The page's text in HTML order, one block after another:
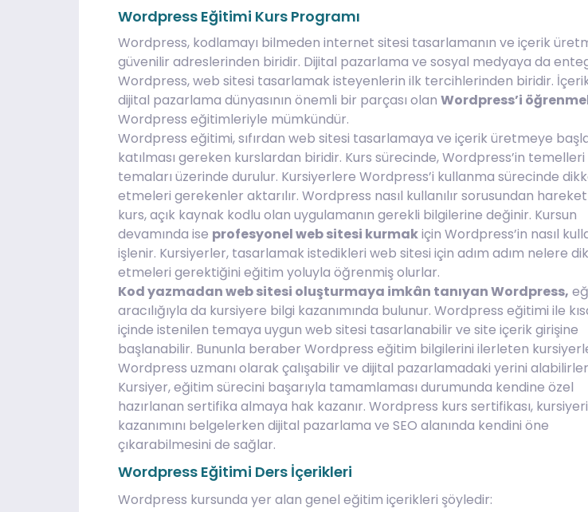
Wordpress Eğitimi Kurs Programı
Wordpress, kodlamayı bilmeden internet sitesi tasarlamanın ve içerik
güvenilir adreslerinden biridir. Dijital pazarlama ve sosyal medyaya da
Wordpress, web sitesi tasarlamak isteyenlerin ilk tercihlerinden biridir.
dijital pazarlama dünyasının önemli bir parçası olan Wordpress’i
Wordpress eğitimleriyle mümkündür.
Wordpress eğitimi, sıfırdan web sitesi tasarlamaya ve içerik üretmeye
katılması gereken kurslardan biridir. Kurs sürecinde, Wordpress’in temelleri
temaları üzerinde durulur. Kursiyerlere Wordpress’i kullanma sürecinde
etmeleri gerekenler aktarılır. Wordpress nasıl kullanılır sorusundan
kurs, açık kaynak kodlu olan uygulamanın gerekli bilgilerine değinir. Kursun
devamında ise profesyonel web sitesi kurmakiçin Wordpress’in nasıl
işlenir. Kursiyerler, tasarlamak istedikleri web sitesi için adım adım nelere
etmeleri gerektiğini eğitim yoluyla öğrenmiş olurlar.
Kod yazmadan web sitesi oluşturmaya imkân tanıyan Wordpress,
aracılığıyla da kursiyere bilgi kazanımında bulunur. Wordpress eğitimi ile
içinde istenilen temaya uygun web sitesi tasarlanabilir ve site içerik girişine
başlanabilir. Bununla beraber Wordpress eğitim bilgilerini ilerleten
Wordpress uzmanı olarak çalışabilir ve dijital pazarlamadaki yerini
Kursiyer, eğitim sürecini başarıyla tamamlaması durumunda kendine özel
hazırlanan sertifika almaya hak kazanır. Wordpress kurs sertifikası,
kazanımını belgelerken dijital pazarlama ve SEO alanında kendini öne
çıkarabilmesini de sağlar.
Wordpress Eğitimi Ders İçerikleri
Wordpress kursunda yer alan genel eğitim içerikleri şöyledir: